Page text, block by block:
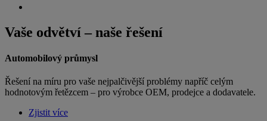
Vaše odvětví – naše řešení
Automobilový průmysl
Řešení na míru pro vaše nejpalčivější problémy napříč celým
hodnotovým řetězcem – pro výrobce OEM, prodejce a dodavatele.
Zjistit více